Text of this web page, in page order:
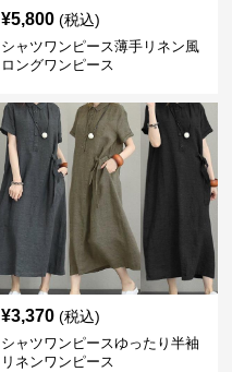
¥5,800 (税込)
シャツワンピース薄手リネン風
ロングワンピース
¥3,370 (税込)
シャツワンピースゆったり半袖
リネンワンピース